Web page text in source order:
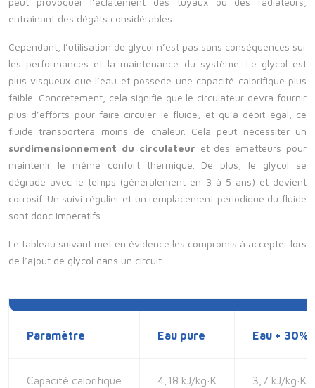
entraînant des dégâts considérables.
Cependant, l’utilisation de glycol n’est pas sans conséquences sur
les performances et la maintenance du système. Le glycol est
plus visqueux que l’eau et possède une capacité calorifique plus
faible. Concrètement, cela signifie que le circulateur devra fournir
plus d’efforts pour faire circuler le fluide, et qu’à débit égal, ce
fluide transportera moins de chaleur. Cela peut nécessiter un
surdimensionnement du circulateur et des émetteurs pour
maintenir le même confort thermique. De plus, le glycol se
dégrade avec le temps (généralement en 3 à 5 ans) et devient
corrosif. Un suivi régulier et un remplacement périodique du fluide
sont donc impératifs.
Le tableau suivant met en évidence les compromis à accepter lors
de l’ajout de glycol dans un circuit.
Paramètre Eau pure Eau + 30%
Capacité calorifique 4,18 kJ/kg·K 3,7 kJ/kg·K